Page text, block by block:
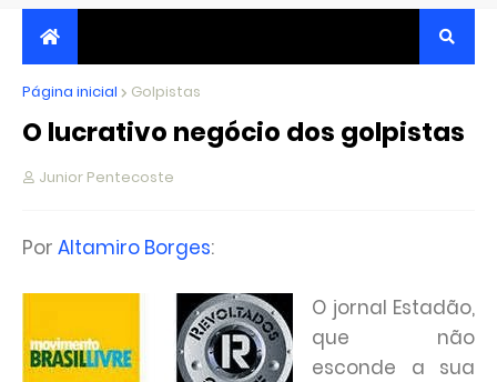
JORNALISMO INDEPENDENTE, TRANSPARENTE E
CRÍTICO
Página inicial Golpistas
O lucrativo negócio dos golpistas
Junior Pentecoste
Por Altamiro Borges:
O jornal Estadão,
que não
esconde a sua